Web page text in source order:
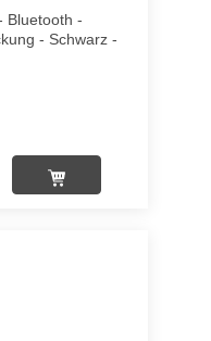
Bluetooth -
- Schwarz -